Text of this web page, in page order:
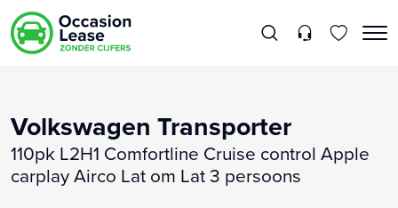
Volkswagen Transporter
110pk L2H1 Comfortline Cruise control Apple
carplay Airco Lat om Lat 3 persoons